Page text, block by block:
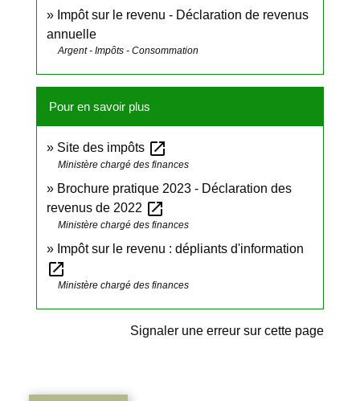
Impôt sur le revenu - Déclaration de revenus
annuelle
Argent - Impôts - Consommation
Pour en savoir plus
Site des impôts open_in_new
Ministère chargé des finances
Brochure pratique 2023 - Déclaration des
revenus de 2022 open_in_new
Ministère chargé des finances
Impôt sur le revenu : dépliants d'information
open_in_new
Ministère chargé des finances
Signaler une erreur sur cette page